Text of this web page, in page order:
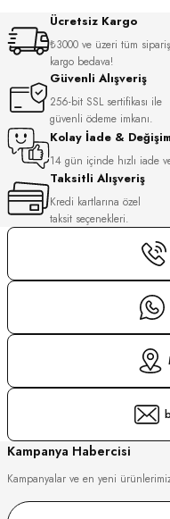
Ücretsiz Kargo
₺3000 ve üzeri tüm
kargo bedava!
Güvenli Alışveriş
256-bit SSL sertifikası ile
güvenli ödeme imkanı.
Kolay İade & Değişim
14 gün içinde hızlı iade
Taksitli Alışveriş
Kredi kartlarına özel
taksit seçenekleri.
Kampanya Habercisi
Kampanyalar ve en yeni